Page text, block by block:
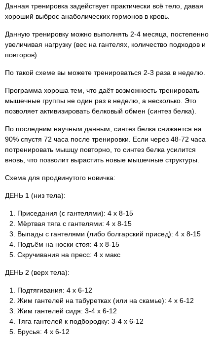
Данная тренировка задействует практически всё тело, давая
хороший выброс анаболических гормонов в кровь.
Данную тренировку можно выполнять 2-4 месяца, постепенно
увеличивая нагрузку (вес на гантелях, количество подходов и
повторов).
По такой схеме вы можете тренироваться 2-3 раза в неделю.
Программа хороша тем, что даёт возможность тренировать
мышечные группы не один раз в неделю, а несколько. Это
позволяет активизировать белковый обмен (синтез белка).
По последним научным данным, синтез белка снижается на
90% спустя 72 часа после тренировки. Если через 48-72 часа
потренировать мышцу повторно, то синтез белка усилится
вновь, что позволит вырастить новые мышечные структуры.
Схема для продвинутого новичка:
ДЕНЬ 1 (низ тела):
Приседания (с гантелями): 4 х 8-15
Мёртвая тяга с гантелями: 4 х 8-15
Выпады с гантелями (либо болгарский присед): 4 х 8-15
Подъём на носки стоя: 4 х 8-15
Скручивания на пресс: 4 х макс
ДЕНЬ 2 (верх тела):
Подтягивания: 4 х 6-12
Жим гантелей на табуретках (или на скамье): 4 х 6-12
Жим гантелей сидя: 3-4 х 6-12
Тяга гантелей к подбородку: 3-4 х 6-12
Брусья: 4 х 6-12